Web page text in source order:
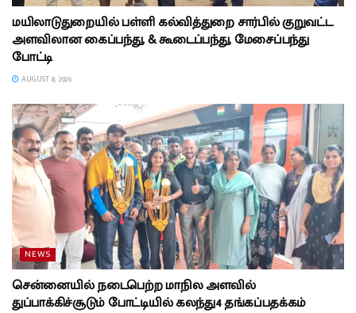
மயிலாடுதுறையில் பள்ளி கல்வித்துறை சார்பில் குறுவட்ட
அளவிலான கைப்பந்து, & கூடைப்பந்து, மேசைப்பந்து
போட்டி
AUGUST 8, 2026
NEWS
சென்னையில் நடைபெற்ற மாநில அளவில்
துப்பாக்கிச்சூடும் போட்டியில் கலந்து4 தங்கப்பதக்கம்